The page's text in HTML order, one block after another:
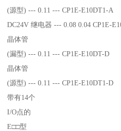
(源型) --- 0.11 --- CP1E-E10DT1-A
DC24V 继电器 --- 0.08 0.04 CP1E-
晶体管
(漏型) --- 0.11 --- CP1E-E10DT-D
晶体管
(源型) --- 0.11 --- CP1E-E10DT1-D
带有14个
I/O点的
E□□型